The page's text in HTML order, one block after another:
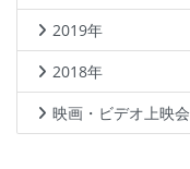
2019年
2018年
映画・ビデオ上映会